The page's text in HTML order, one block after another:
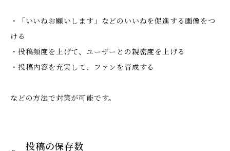
・「いいねお願いします」などのいいねを促進する画像をつ
ける
・投稿頻度を上げて、ユーザーとの親密度を上げる
・投稿内容を充実して、ファンを育成する
などの方法で対策が可能です。
投稿の保存数